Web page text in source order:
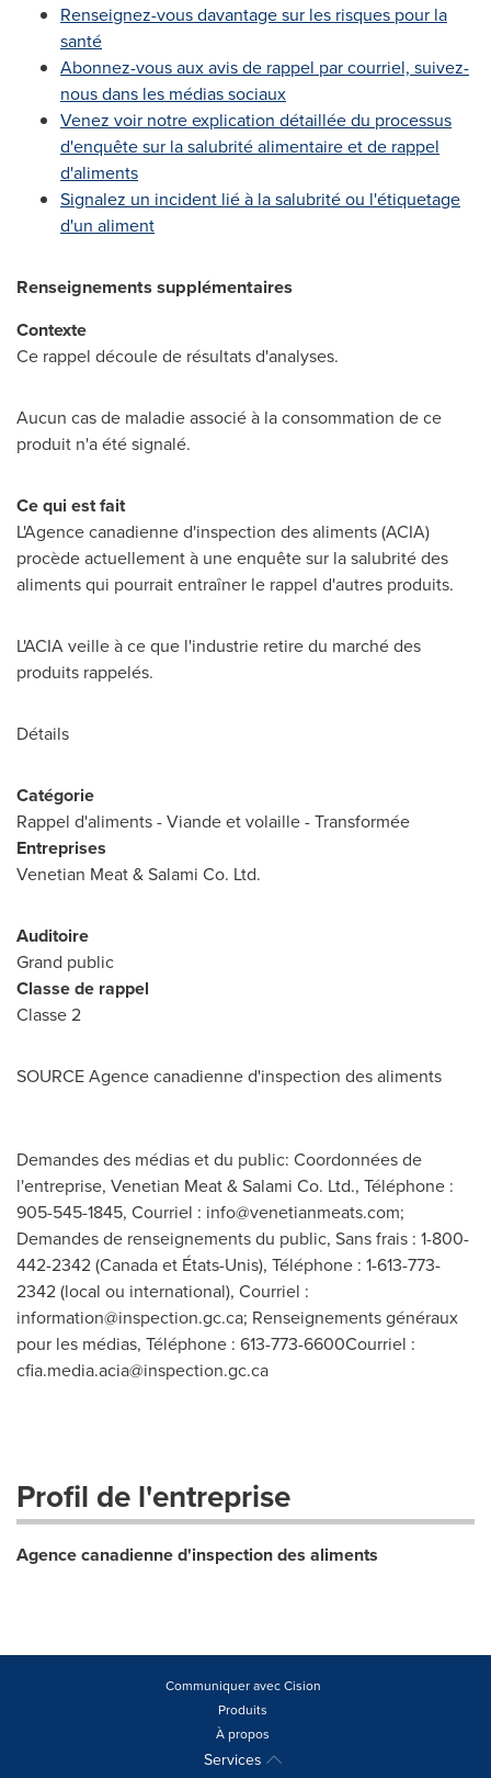
Renseignez-vous davantage sur les risques pour la
santé
Abonnez-vous aux avis de rappel par courriel, suivez-
nous dans les médias sociaux
Venez voir notre explication détaillée du processus
d'enquête sur la salubrité alimentaire et de rappel
d'aliments
Signalez un incident lié à la salubrité ou l'étiquetage
d'un aliment
Renseignements supplémentaires
Contexte
Ce rappel découle de résultats d'analyses.
Aucun cas de maladie associé à la consommation de ce
produit n'a été signalé.
Ce qui est fait
L'Agence canadienne d'inspection des aliments (ACIA)
procède actuellement à une enquête sur la salubrité des
aliments qui pourrait entraîner le rappel d'autres produits.
L'ACIA veille à ce que l'industrie retire du marché des
produits rappelés.
Détails
Catégorie
Rappel d'aliments - Viande et volaille - Transformée
Entreprises
Venetian Meat & Salami Co. Ltd.
Auditoire
Grand public
Classe de rappel
Classe 2
SOURCE Agence canadienne d'inspection des aliments
Demandes des médias et du public: Coordonnées de
l'entreprise, Venetian Meat & Salami Co. Ltd., Téléphone :
905-545-1845, Courriel : info@venetianmeats.com;
Demandes de renseignements du public, Sans frais : 1-800-
442-2342 (Canada et États-Unis), Téléphone : 1-613-773-
2342 (local ou international), Courriel :
information@inspection.gc.ca; Renseignements généraux
pour les médias, Téléphone : 613-773-6600Courriel :
cfia.media.acia@inspection.gc.ca
Profil de l'entreprise
Agence canadienne d'inspection des aliments
Communiquer avec Cision
Produits
À propos
Services